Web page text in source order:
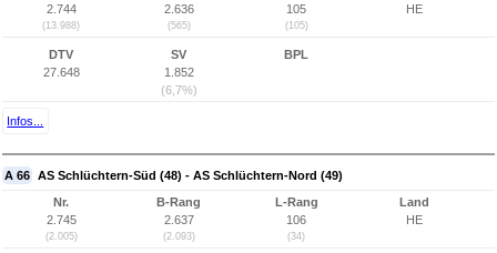
2.744
(13.988)
2.636
(565)
105
(105)
HE
DTV
27.648
SV
1.852
(6,7%)
BPL
Infos...
A 66 AS Schlüchtern-Süd (48) - AS Schlüchtern-Nord (49)
Nr.
2.745
(2.005)
B-Rang
2.637
(2.093)
L-Rang
106
(34)
Land
HE